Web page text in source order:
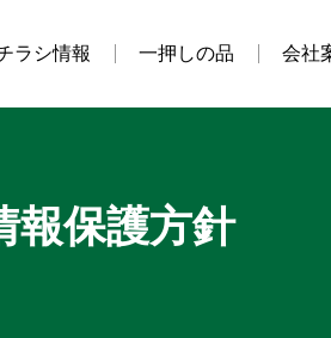
ラシ情報 一押しの品 会社
報保護方針